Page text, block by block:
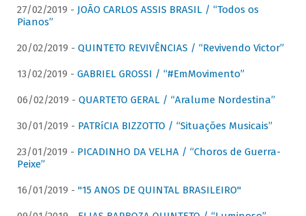
27/02/2019 - JOÃO CARLOS ASSIS BRASIL / “Todos os
Pianos”
20/02/2019 - QUINTETO REVIVÊNCIAS / “Revivendo Victor”
13/02/2019 - GABRIEL GROSSI / “#EmMovimento”
06/02/2019 - QUARTETO GERAL / “Aralume Nordestina”
30/01/2019 - PATRíCIA BIZZOTTO / “Situações Musicais”
23/01/2019 - PICADINHO DA VELHA / “Choros de Guerra-
Peixe”
16/01/2019 - "15 ANOS DE QUINTAL BRASILEIRO"